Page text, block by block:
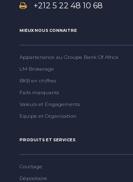
+212 5 22 48 10 68
MIEUX NOUS CONNAITRE
Appartenance au Groupe Bank Of Africa
LM Brokerage
BKB en chiffres
Faits marquants
Valeurs et Engagements
Equipe et Organisation
PRODUITS ET SERVICES
Courtage
Dépositaire